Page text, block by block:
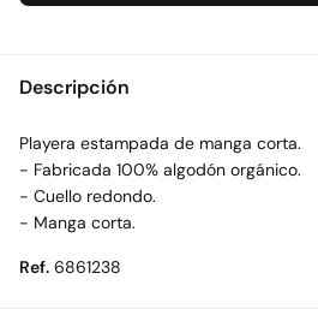
Descripción
Playera estampada de manga corta.
- Fabricada 100% algodón orgánico.
- Cuello redondo.
- Manga corta.
Ref. 6861238